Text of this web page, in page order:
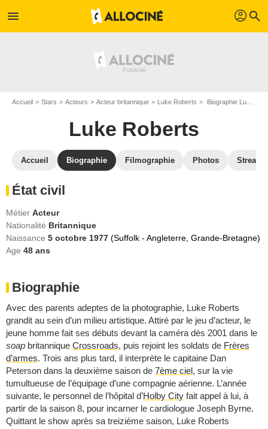
menu profil search
Accueil Stars Acteurs Acteur britannique Luke Roberts Biographie Luke Roberts
Luke Roberts
Accueil Biographie Filmographie Photos
État civil
Métier Acteur
Nationalité Britannique
Naissance 5 octobre 1977 (Suffolk - Angleterre, Grande-Bretagne)
Age 48 ans
Biographie
Avec des parents adeptes de la photographie, Luke Roberts
grandit au sein d’un milieu artistique. Attiré par le jeu d’acteur, le
jeune homme fait ses débuts devant la caméra dès 2001 dans le
soap britannique Crossroads, puis rejoint les soldats de Frères
d’armes. Trois ans plus tard, il interprète le capitaine Dan
Peterson dans la deuxième saison de 7ème ciel, sur la vie
tumultueuse de l’équipage d’une compagnie aérienne. L’année
suivante, le personnel de l’hôpital d’Holby City fait appel à lui, à
partir de la saison 8, pour incarner le cardiologue Joseph Byrne.
Quittant le show après sa treizième saison, Luke Roberts